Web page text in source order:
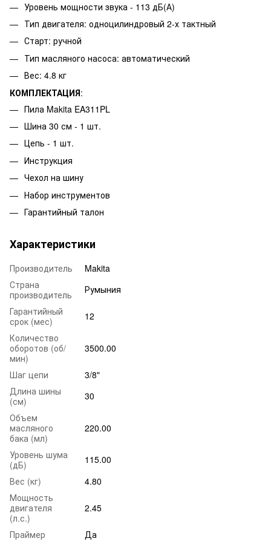
Уровень мощности звука - 113 дБ(А)
Тип двигателя: одноцилиндровый 2-х тактный
Старт: ручной
Тип масляного насоса: автоматический
Вес: 4.8 кг
КОМПЛЕКТАЦИЯ:
Пила Makita EA311PL
Шина 30 см - 1 шт.
Цепь - 1 шт.
Инструкция
Чехол на шину
Набор инструментов
Гарантийный талон
Характеристики
Производитель
Makita
Страна
производитель
Румыния
Гарантийный
срок (мес)
12
Количество
оборотов (об/
мин)
3500.00
Шаг цепи
3/8"
Длина шины
(см)
30
Объем
масляного
бака (мл)
220.00
Уровень шума
(дБ)
115.00
Вес (кг)
4.80
Мощность
двигателя
(л.с.)
2.45
Праймер
Да